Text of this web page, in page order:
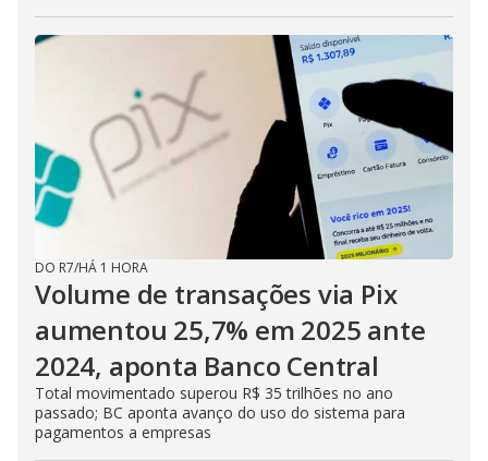
DO R7/HÁ 1 HORA
Volume de transações via Pix
aumentou 25,7% em 2025 ante
2024, aponta Banco Central
Total movimentado superou R$ 35 trilhões no ano
passado; BC aponta avanço do uso do sistema para
pagamentos a empresas